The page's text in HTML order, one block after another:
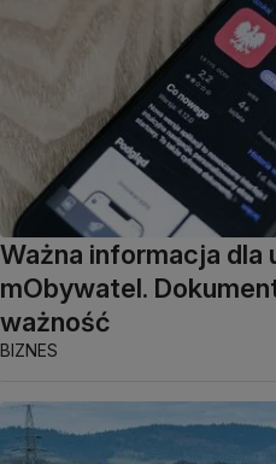
Ważna informacja
mObywatel.
ważność
BIZNES